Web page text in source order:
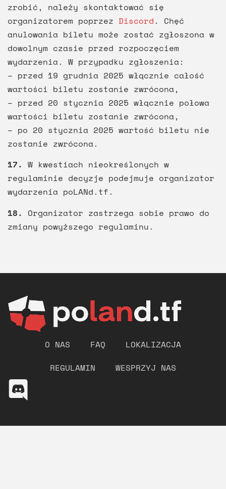
zrobić, należy skontaktować się
organizatorem poprzez Discord . Chęć
anulowania biletu może zostać zgłoszona w
dowolnym czasie przed rozpoczęciem
wydarzenia. W przypadku zgłoszenia:
– przed 19 grudnia 2025 włącznie całość
wartości biletu zostanie zwrócona,
– przed 20 stycznia 2025 włącznie połowa
wartości biletu zostanie zwrócona,
– po 20 stycznia 2025 wartość biletu nie
zostanie zwrócona.
17. W kwestiach nieokreślonych w
regulaminie decyzje podejmuje organizator
wydarzenia poLANd.tf.
18. Organizator zastrzega sobie prawo do
zmiany powyższego regulaminu.
O NAS FAQ
LOKALIZACJA
REGULAMIN
WESPRZYJ NAS